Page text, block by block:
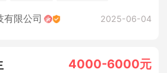
有限公司 2025-06-04
4000-6000元